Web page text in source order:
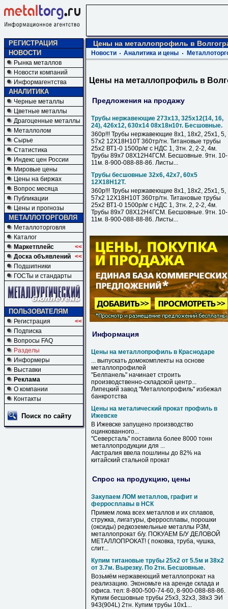
РЕГИСТРАЦИЯ
НОВОСТИ
Рынка металлов
Новости компаний
Информагентства
АНАЛИТИКА
Черные металлы
Цветные металлы
Драгоценные металлы
Металлолом
Сырье
Статистика
Индекс цен России
Мировые цены
Цены на биржах
Вопрос месяца
Публикации
Цены и прогнозы
МЕТАЛЛОТОРГОВЛЯ
Металлоторговля
Каталог
Маркетплейс
<<
Доска объявлений <<
Подшипники
ГОСТы и стандарты
ПОЛЬЗОВАТЕЛЯМ
Регистрация
<<
Подписка
Вопросы FAQ
Разделы
Информеры
Выставки
Реклама
О компании
Контакты
Поиск по сайту
Цены на металлопрофиль в
Новости Аналитика и цены
Цены на металлопрофиль в
Предложения на продажу
Трубы нержавеющие 273х13, 325х12(14, 16,
24), 426х12, 630х14 08х18н10т. Бесшовные.
360р!!! Трубы нержавеющие 8х1, 18х2, 25х1, 5,
57х2 12Х18Н10Т 360тр/тн. Титановые трубы
25х2 ВТ1-0 1500р/кг с НДС 1, 3тн. 2, 2-2, 4м.
Трубы 89х7 08Х12Н4ГСМ. Бесшовные. 9тн. 10-
11м. 8-900-088-88-86. Листы...
Трубы бесшовные 32х6, 42х7, 60х5
12Х18Н12Т.
360р!!! Трубы нержавеющие 8х1, 18х2, 25х1, 5,
57х2 12Х18Н10Т 360тр/тн. Титановые трубы
25х2 ВТ1-0 1500р/кг с НДС 1, 3тн. 2, 2-2, 4м.
Трубы 89х7 08Х12Н4ГСМ. Бесшовные. 9тн. 10-
11м. 8-900-088-88-86. Листы...
Информация
Цены на металлопрофиль в Краснодаре
... выпускать домокомплекты на основе
металлопрофилей
"Белпанель" начинает строить
производственно-складской центр...
Липецкий завод "Металлопрофиль" избежал
банкротства
Цены на металический прокат профиль в
Ижевске
В Ижевске запущено производство
оцинкованного...
"Северсталь" поставила более 8000 тонн
металлопродукции для ...
Австралия ввела пошлины до 82% на
китайский стальной прокат
Спрос на продукцию, цены
Закупаем ЛОМ металлов, графит и
ферросплавы в НСК
Примем лома всех металлов и их сплавов,
стружка, лигатуры, ферросплавы, порошки
(оксиды) редкоземельные металлы РЗМ,
металлопрокат б/у. ПОКУАЕМ Б/У ДЕЛОВОЙ
МЕТАЛЛОПРОКАТ! ( поковка, труба, чушка,
слит...
Купим титановые трубы 25х2 от 5.5м и 38х2
от 3.7м. Вырезку. По 2тн. Бесшовные.
Возьмём нержавеющий металлопрокат на
реализацию. Экономьте на аренде склада и
офиса. тел: 8-800-500-74-60, 8-900-088-88-86.
Купим бесшовные трубы 25х3, 32х3, 38х3 ЭИ
943(904L) 2тн. Купим трубы 10х1...